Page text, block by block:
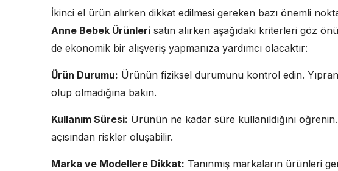
İkinci el ürün alırken dikkat edilmesi gereken bazı önemli
Anne Bebek Ürünleri satın alırken aşağıdaki kriterleri göz
de ekonomik bir alışveriş yapmanıza yardımcı olacaktır:
Ürün Durumu: Ürünün fiziksel durumunu kontrol edin.
olup olmadığına bakın.
Kullanım Süresi: Ürünün ne kadar süre kullanıldığını
açısından riskler oluşabilir.
Marka ve Modellere Dikkat: Tanınmış markaların ürünleri